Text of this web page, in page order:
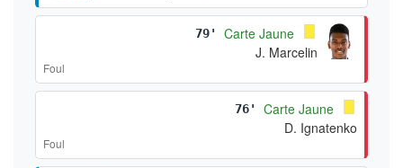
79'
Carte Jaune
J. Marcelin
Foul
76'
Carte Jaune
D. Ignatenko
Foul